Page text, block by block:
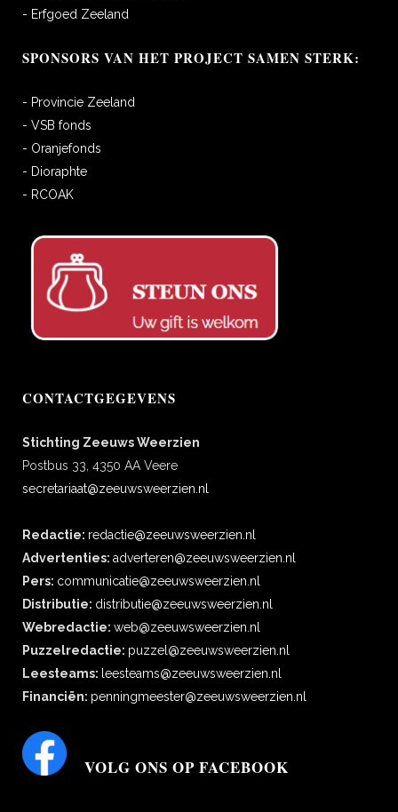
- Erfgoed Zeeland
SPONSORS VAN HET PROJECT SAMEN STERK:
- Provincie Zeeland
- VSB fonds
- Oranjefonds
- Dioraphte
- RCOAK
CONTACTGEGEVENS
Stichting Zeeuws Weerzien
Postbus 33, 4350 AA Veere
secretariaat@zeeuwsweerzien.nl
Redactie: redactie@zeeuwsweerzien.nl
Advertenties: adverteren@zeeuwsweerzien.nl
Pers: communicatie@zeeuwsweerzien.nl
Distributie: distributie@zeeuwsweerzien.nl
Webredactie: web@zeeuwsweerzien.nl
Puzzelredactie: puzzel@zeeuwsweerzien.nl
Leesteams: leesteams@zeeuwsweerzien.nl
Financiën: penningmeester@zeeuwsweerzien.nl
VOLG ONS OP FACEBOOK